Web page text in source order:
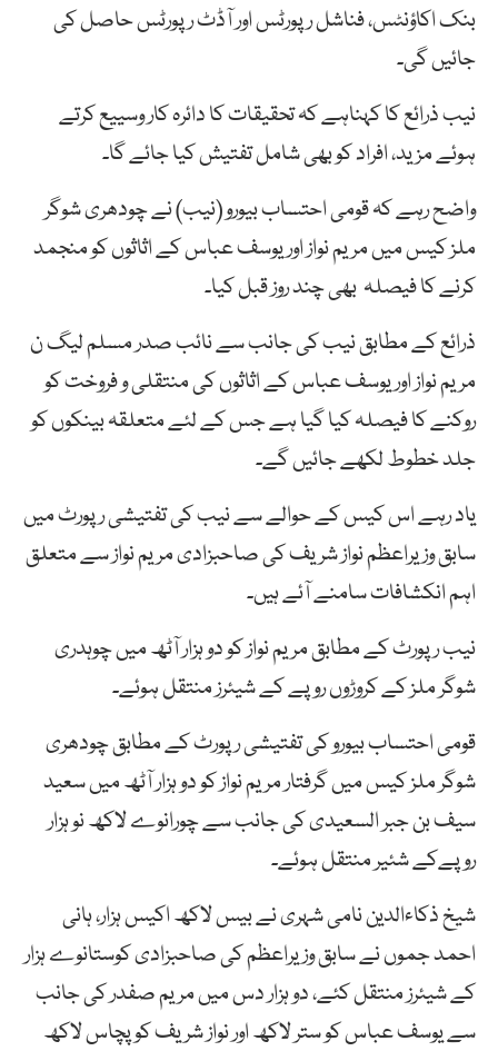
بنک اکاؤنٹس، فناشل رپورٹس اور آڈٹ رپورٹس حاصل کی
جائیں گی۔
نیب ذرائع کا کہناہے کہ تحقیقات کا دائرہ کار وسییع کرتے
ہوئے مزید، افراد کو بھی شامل تفتیش کیا جائے گا۔
واضح رہے کہ قومی احتساب بیورو (نیب) نے چودھری شوگر
ملز کیس میں مریم نواز اور یوسف عباس کے اثاثوں کو منجمد
کرنے کا فیصلہ بھی چند روز قبل کیا۔
ذرائع کے مطابق نیب کی جانب سے نائب صدر مسلم لیگ ن
مریم نواز اور یوسف عباس کے اثاثوں کی منتقلی و فروخت کو
روکنے کا فیصلہ کیا گیا ہے جس کے لئے متعلقہ بینکوں کو
جلد خطوط لکھے جائیں گے۔
یاد رہے اس کیس کے حوالے سے نیب کی تفتیشی رپورٹ میں
سابق وزیراعظم نواز شریف کی صاحبزادی مریم نواز سے متعلق
اہم انکشافات سامنے آئے ہیں۔
نیب رپورٹ کے مطابق مریم نواز کو دو ہزار آٹھ میں چوہدری
شوگر ملز کے کروڑوں روپے کے شیئرز منتقل ہوئے۔
قومی احتساب بیورو کی تفتیشی رپورٹ کے مطابق چودھری
شوگر ملز کیس میں گرفتار مریم نواز کو دو ہزار آٹھ میں سعید
سیف بن جبر السعیدی کی جانب سے چورانوے لاکھ نو ہزار
روپےکے شئیر منتقل ہوئے۔
شیخ ذکاءالدین نامی شہری نے بیس لاکھ اکیس ہزار، ہانی
احمد جموں نے سابق وزیراعظم کی صاحبزادی کوستانوے ہزار
کے شیئرز منتقل کئے، دو ہزار دس میں مریم صفدر کی جانب
سے یوسف عباس کو ستر لاکھ اور نواز شریف کو پچاس لاکھ